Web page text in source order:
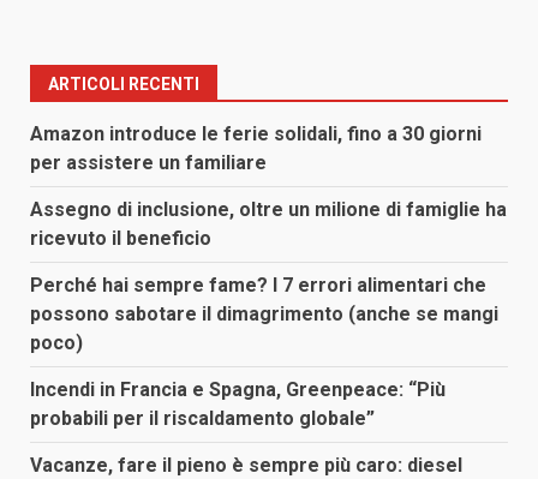
ARTICOLI RECENTI
Amazon introduce le ferie solidali, fino a 30 giorni
per assistere un familiare
Assegno di inclusione, oltre un milione di famiglie ha
ricevuto il beneficio
Perché hai sempre fame? I 7 errori alimentari che
possono sabotare il dimagrimento (anche se mangi
poco)
Incendi in Francia e Spagna, Greenpeace: “Più
probabili per il riscaldamento globale”
Vacanze, fare il pieno è sempre più caro: diesel